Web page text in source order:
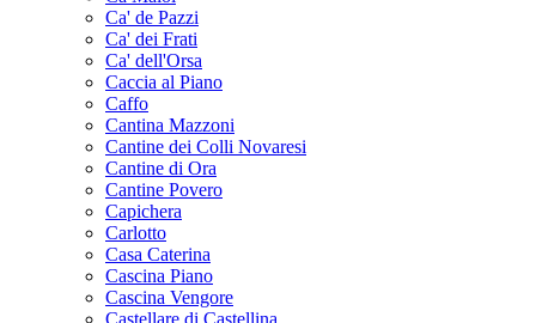
Ca' de Pazzi
Ca' dei Frati
Ca' dell'Orsa
Caccia al Piano
Caffo
Cantina Mazzoni
Cantine dei Colli Novaresi
Cantine di Ora
Cantine Povero
Capichera
Carlotto
Casa Caterina
Cascina Piano
Cascina Vengore
Castellare di Castellina